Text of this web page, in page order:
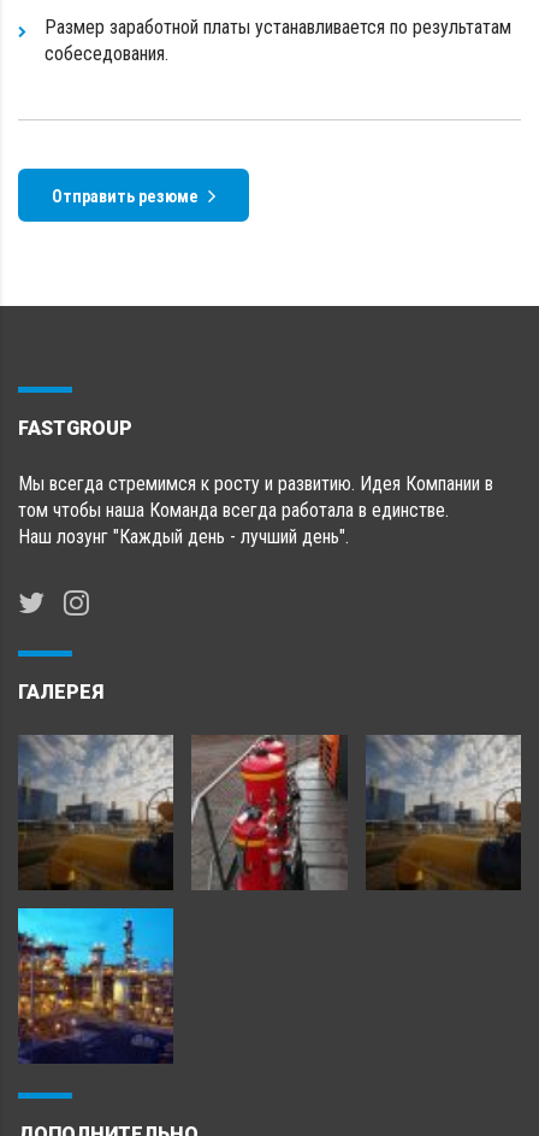
Размер заработной платы устанавливается по результатам
собеседования.
Отправить резюме
FASTGROUP
Мы всегда стремимся к росту и развитию. Идея Компании в
том чтобы наша Команда всегда работала в единстве.
Наш лозунг "Каждый день - лучший день".
ГАЛЕРЕЯ